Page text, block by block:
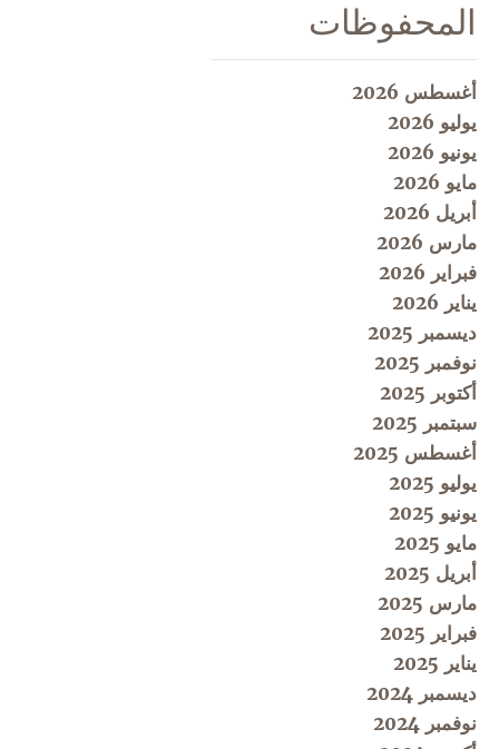
المحفوظات
أغسطس 2026
يوليو 2026
يونيو 2026
مايو 2026
أبريل 2026
مارس 2026
فبراير 2026
يناير 2026
ديسمبر 2025
نوفمبر 2025
أكتوبر 2025
سبتمبر 2025
أغسطس 2025
يوليو 2025
يونيو 2025
مايو 2025
أبريل 2025
مارس 2025
فبراير 2025
يناير 2025
ديسمبر 2024
نوفمبر 2024